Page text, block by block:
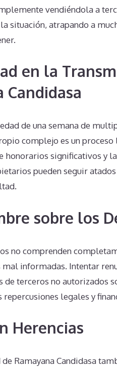
vendiéndola a
situación, atrapando a
en la
Candidasa
de una semana de
complejo es un
honorarios significativos y
pueden seguir
sobre los
no comprenden
informadas. Intentar
de terceros no autorizados
repercusiones legales y
Herencias
Ramayana Candidasa